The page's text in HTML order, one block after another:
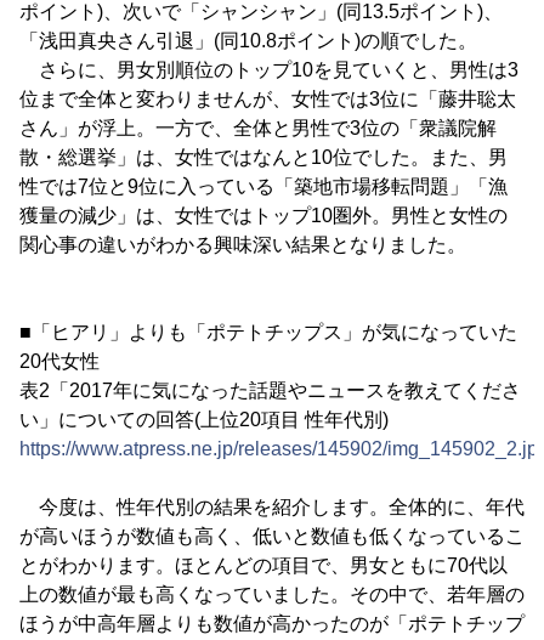
ポイント)、次いで「シャンシャン」(同13.5ポイント)、
「浅田真央さん引退」(同10.8ポイント)の順でした。
さらに、男女別順位のトップ10を見ていくと、男性は3
位まで全体と変わりませんが、女性では3位に「藤井聡太
さん」が浮上。一方で、全体と男性で3位の「衆議院解
散・総選挙」は、女性ではなんと10位でした。また、男
性では7位と9位に入っている「築地市場移転問題」「漁
獲量の減少」は、女性ではトップ10圏外。男性と女性の
関心事の違いがわかる興味深い結果となりました。
■「ヒアリ」よりも「ポテトチップス」が気になっていた
20代女性
表2「2017年に気になった話題やニュースを教えてくださ
い」についての回答(上位20項目 性年代別)
https://www.atpress.ne.jp/releases/145902/
今度は、性年代別の結果を紹介します。全体的に、年代
が高いほうが数値も高く、低いと数値も低くなっているこ
とがわかります。ほとんどの項目で、男女ともに70代以
上の数値が最も高くなっていました。その中で、若年層の
ほうが中高年層よりも数値が高かったのが「ポテトチップ